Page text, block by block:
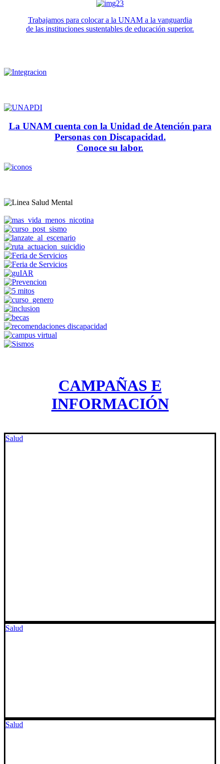
Trabajamos para colocar a la UNAM a la vanguardia
de las instituciones sustentables de educación superior.
La UNAM cuenta con la Unidad de Atención para
Personas con Discapacidad.
Conoce su labor.
CAMPAÑAS E
INFORMACIÓN
Salud
Salud
Salud